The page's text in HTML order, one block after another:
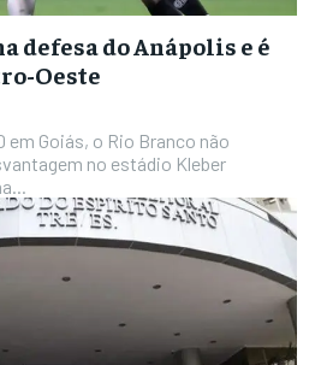
defesa do Anápolis e é
Oeste
em Goiás, o Rio Branco não
no estádio Kleber